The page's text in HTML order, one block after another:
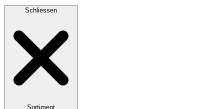
Schliessen
Sortiment